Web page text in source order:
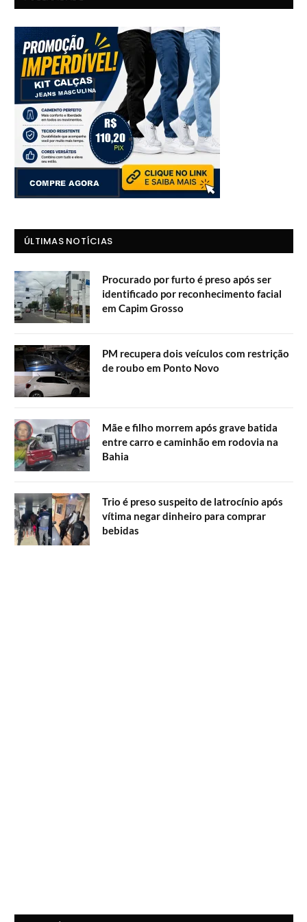
ÚLTIMAS NOTÍCIAS
Procurado por furto é preso após ser
identificado por reconhecimento facial
em Capim Grosso
PM recupera dois veículos com restrição
de roubo em Ponto Novo
Mãe e filho morrem após grave batida
entre carro e caminhão em rodovia na
Bahia
Trio é preso suspeito de latrocínio após
vítima negar dinheiro para comprar
bebidas